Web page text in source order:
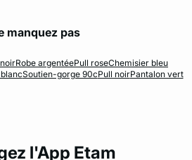
manquez pas
Robe argentéePull roseChemisier bleu
Soutien-gorge 90cPull noirPantalon vert
l'App Etam